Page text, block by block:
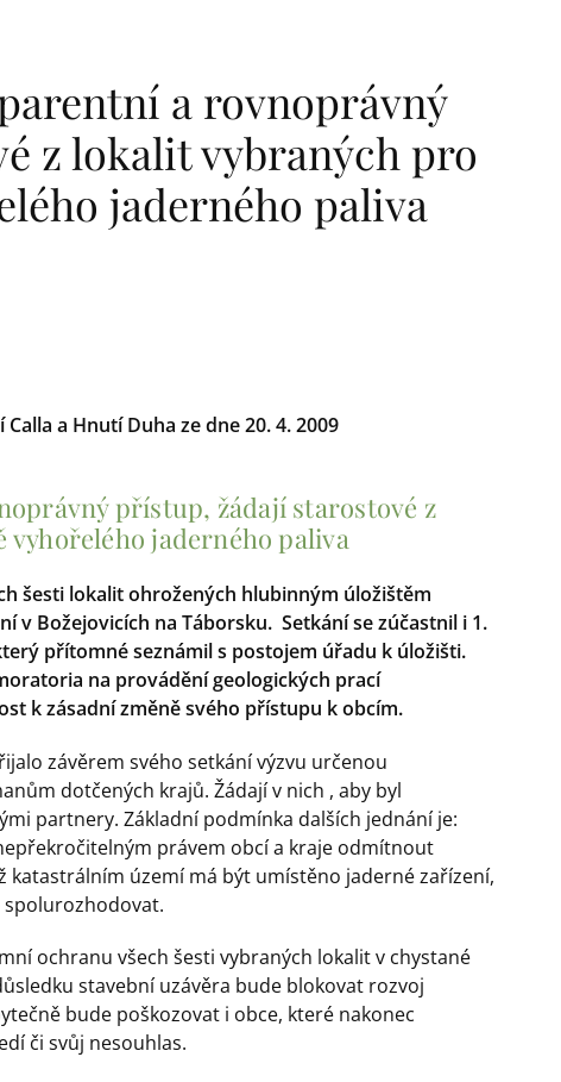
a rovnoprávný
z lokalit vybraných pro
jaderného paliva
a Hnutí Duha ze dne 20. 4. 2009
přístup, žádají starostové z
jaderného paliva
šesti lokalit ohrožených hlubinným úložištěm
v Božejovicích na Táborsku. Setkání se zúčastnil i 1.
přítomné seznámil s postojem úřadu k úložišti.
na provádění geologických prací
k zásadní změně svého přístupu k obcím.
závěrem svého setkání výzvu určenou
dotčených krajů. Žádají v nich , aby byl
partnery. Základní podmínka dalších jednání je:
právem obcí a kraje odmítnout
katastrálním území má být umístěno jaderné zařízení,
spolurozhodovat.
ochranu všech šesti vybraných lokalit v chystané
stavební uzávěra bude blokovat rozvoj
bude poškozovat i obce, které nakonec
či svůj nesouhlas.